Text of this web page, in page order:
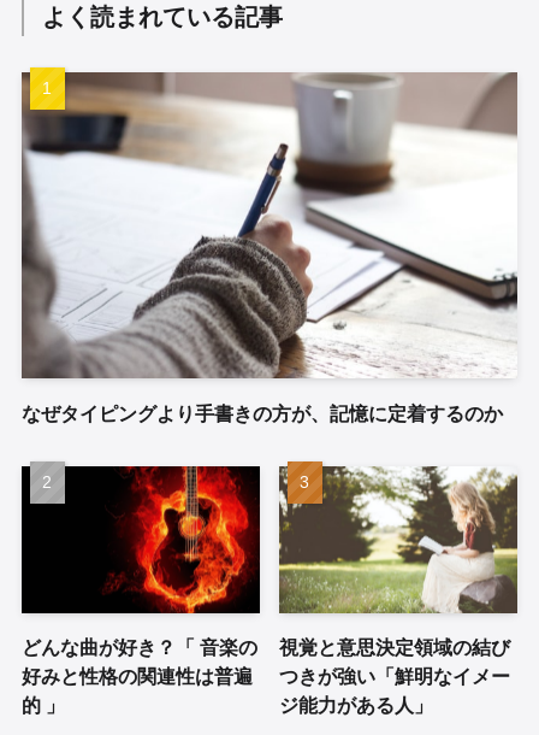
よく読まれている記事
なぜタイピングより手書きの方が、記憶に定着するのか
どんな曲が好き？「 音楽の
好みと性格の関連性は普遍
的 」
視覚と意思決定領域の結び
つきが強い「鮮明なイメー
ジ能力がある人」